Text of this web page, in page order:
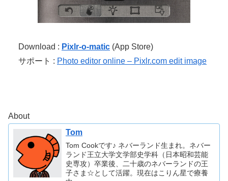
Download : Pixlr-o-matic (App Store)
サポート : Photo editor online – Pixlr.com edit image
About
Tom
Tom Cookです♪ ネバーランド生まれ。ネバー
ランド王立大学文学部史学科（日本昭和芸能
史専攻）卒業後、二十歳のネバーランドの王
子さま☆として活躍。現在はこりん星で療養